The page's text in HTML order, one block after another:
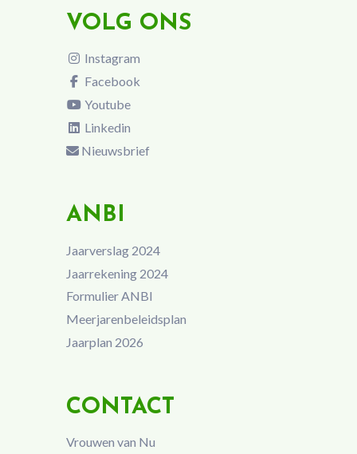
VOLG ONS
Instagram
Facebook
Youtube
Linkedin
Nieuwsbrief
ANBI
Jaarverslag 2024
Jaarrekening 2024
Formulier ANBI
Meerjarenbeleidsplan
Jaarplan 2026
CONTACT
Vrouwen van Nu